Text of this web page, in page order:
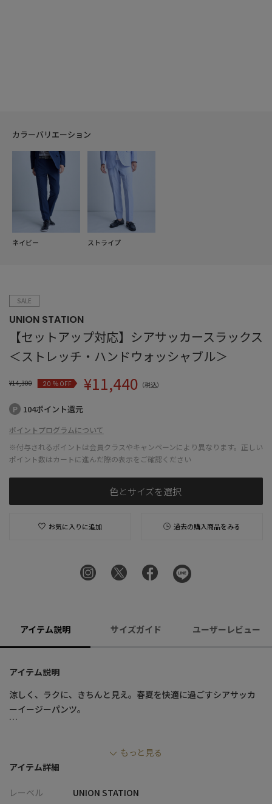
カラーバリエーション
ネイビー ストライプ
SALE
UNION STATION
【セットアップ対応】シアサッカースラックス
＜ストレッチ・ハンドウォッシャブル＞
¥14,300 20% OFF ¥11,440 （税込）
104ポイント還元
ポイントプログラムについて
※付与されるポイントは会員クラスやキャンペーンにより異なります。正しい
ポイント数はカートに進んだ際の表示をご確認ください
色とサイズを選択
お気に入りに追加 過去の購入商品をみる
アイテム説明 サイズガイド ユーザーレビュー
アイテム説明
涼しく、ラクに、きちんと見え。春夏を快適に過ごすシアサッカ
ーイージーパンツ。
・ポリエステル糸を使用したシアサッカー素材で、軽量かつシワ
になりにくいイージーケア仕様
とした穿き心地
もっと見る
アイテム詳細
レーベル
UNION STATION